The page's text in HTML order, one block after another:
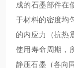
成的石墨部件在
于材料的密度均
的内应力（抗热
使用寿命周期，
静压石墨（各向